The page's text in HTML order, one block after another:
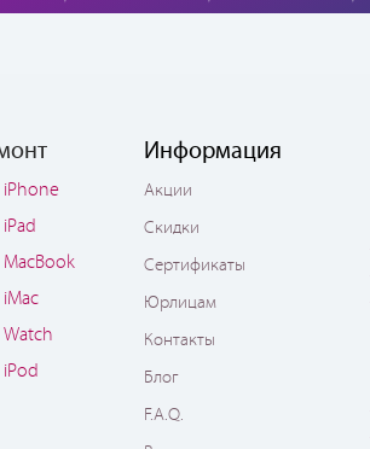
iPhone
iPad
MacBook
iMac
Watch
iPod
Информация
Акции
Скидки
Сертификаты
Юрлицам
Контакты
Блог
F.A.Q.